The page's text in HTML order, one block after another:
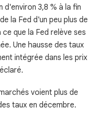
3,8 % à la fin
la Fed d'un peu plus de
que la Fed relève ses
Une hausse des taux
intégrée dans les prix
voient plus de
taux en décembre.